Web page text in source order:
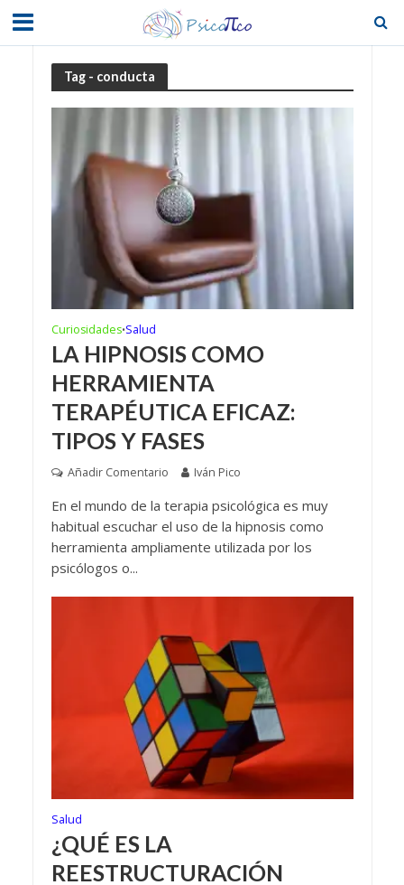
Tag - conducta
Curiosidades•Salud
LA HIPNOSIS COMO
HERRAMIENTA
TERAPÉUTICA EFICAZ:
TIPOS Y FASES
Añadir Comentario Iván Pico
En el mundo de la terapia psicológica es muy
habitual escuchar el uso de la hipnosis como
herramienta ampliamente utilizada por los
psicólogos o...
Salud
¿QUÉ ES LA
REESTRUCTURACIÓN